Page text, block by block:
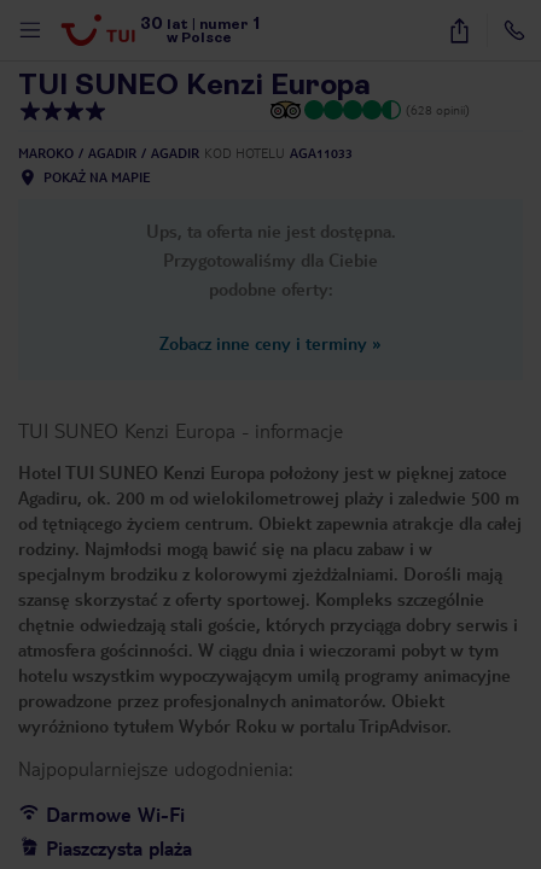
30 lat numer 1
w Polsce
36
TUI SUNEO Kenzi Europa
(628 opinii)
MAROKO AGADIR AGADIR KOD HOTELU AGA11033
POKAŻ NA MAPIE
Ups, ta oferta nie jest dostępna.
Przygotowaliśmy dla Ciebie
podobne oferty:
Zobacz inne ceny i terminy »
TUI SUNEO Kenzi Europa - informacje
Hotel TUI SUNEO Kenzi Europa położony jest w pięknej zatoce
Agadiru, ok. 200 m od wielokilometrowej plaży i zaledwie 500 m
od tętniącego życiem centrum. Obiekt zapewnia atrakcje dla całej
rodziny. Najmłodsi mogą bawić się na placu zabaw i w
specjalnym brodziku z kolorowymi zjeżdżalniami. Dorośli mają
szansę skorzystać z oferty sportowej. Kompleks szczególnie
chętnie odwiedzają stali goście, których przyciąga dobry serwis i
atmosfera gościnności. W ciągu dnia i wieczorami pobyt w tym
hotelu wszystkim wypoczywającym umilą programy animacyjne
prowadzone przez profesjonalnych animatorów. Obiekt
wyróżniono tytułem Wybór Roku w portalu TripAdvisor.
Najpopularniejsze udogodnienia:
Darmowe Wi-Fi
Piaszczysta plaża